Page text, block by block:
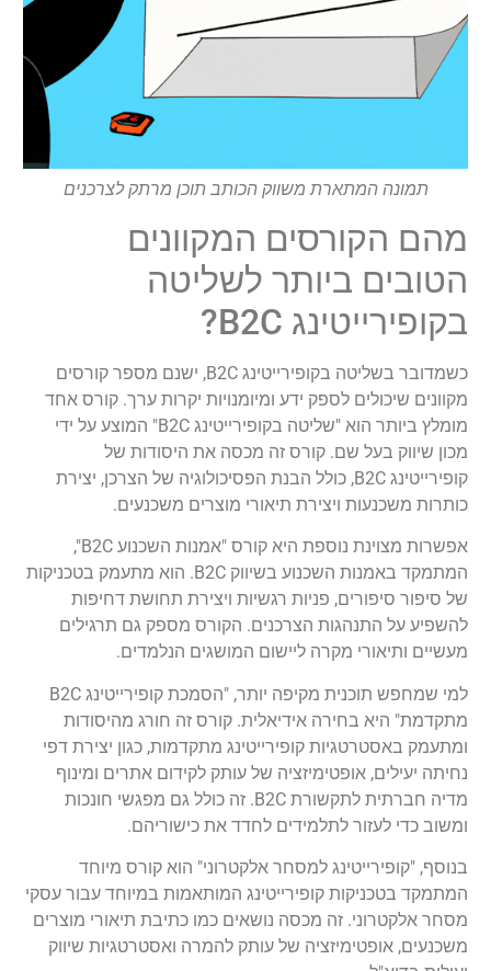
תמונה המתארת משווק הכותב תוכן מרתק לצרכנים
מהם הקורסים המקוונים
הטובים ביותר לשליטה
בקופירייטינג B2C?
כשמדובר בשליטה בקופירייטינג B2C, ישנם מספר קורסים
מקוונים שיכולים לספק ידע ומיומנויות יקרות ערך. קורס אחד
מומלץ ביותר הוא "שליטה בקופירייטינג B2C" המוצע על ידי
מכון שיווק בעל שם. קורס זה מכסה את היסודות של
קופירייטינג B2C, כולל הבנת הפסיכולוגיה של הצרכן, יצירת
כותרות משכנעות ויצירת תיאורי מוצרים משכנעים.
אפשרות מצוינת נוספת היא קורס "אמנות השכנוע B2C",
המתמקד באמנות השכנוע בשיווק B2C. הוא מתעמק בטכניקות
של סיפור סיפורים, פניות רגשיות ויצירת תחושת דחיפות
להשפיע על התנהגות הצרכנים. הקורס מספק גם תרגילים
מעשיים ותיאורי מקרה ליישום המושגים הנלמדים.
למי שמחפש תוכנית מקיפה יותר, "הסמכת קופירייטינג B2C
מתקדמת" היא בחירה אידיאלית. קורס זה חורג מהיסודות
ומתעמק באסטרטגיות קופירייטינג מתקדמות, כגון יצירת דפי
נחיתה יעילים, אופטימיזציה של עותק לקידום אתרים ומינוף
מדיה חברתית לתקשורת B2C. זה כולל גם מפגשי חונכות
ומשוב כדי לעזור לתלמידים לחדד את כישוריהם.
בנוסף, "קופירייטינג למסחר אלקטרוני" הוא קורס מיוחד
המתמקד בטכניקות קופירייטינג המותאמות במיוחד עבור עסקי
מסחר אלקטרוני. זה מכסה נושאים כמו כתיבת תיאורי מוצרים
משכנעים, אופטימיזציה של עותק להמרה ואסטרטגיות שיווק